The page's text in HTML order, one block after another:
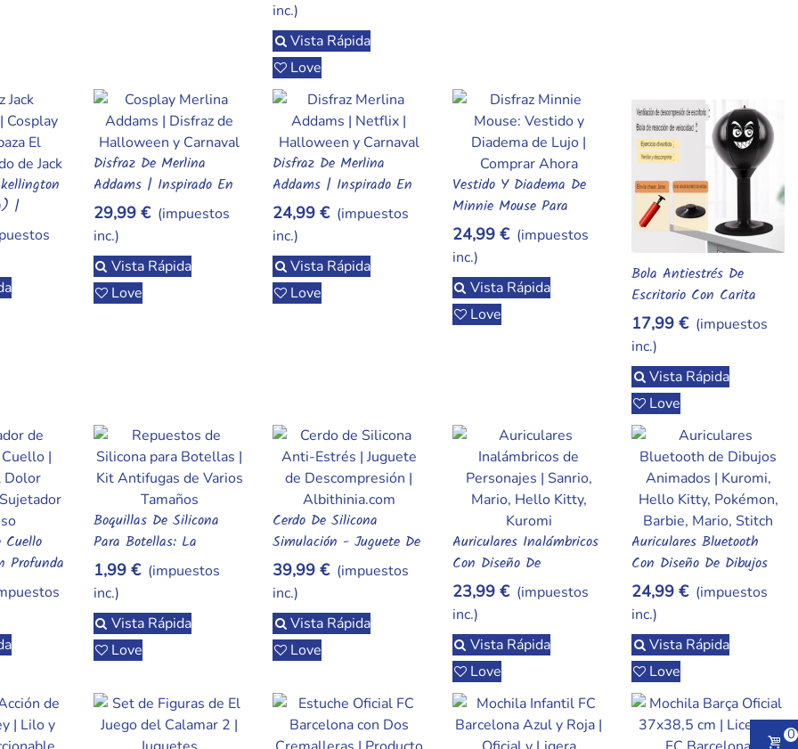
inc.)
Vista Rápida
Love
|
De El
Jack
Añadir Al Carrito
Disfraz De Merlina
Addams | Inspirado En
La Serie De Netflix |
Halloween Y Carnaval
29,99 € (impuestos
inc.)
Vista Rápida
Love
Añadir Al Carrito
Disfraz De Merlina
Addams | Inspirado En
La Serie De Netflix |
Halloween Y Carnaval
24,99 € (impuestos
inc.)
Vista Rápida
Love
Añadir Al Carrito
Vestido Y Diadema De
Minnie Mouse Para
Cosplay
24,99 € (impuestos
inc.)
Vista Rápida
Love
Añadir Al Carrito
Bola Antiestrés De
Escritorio Con Carita
Sonriente
17,99 € (impuestos
inc.)
Vista Rápida
Love
Cuello
Profunda
Añadir Al Carrito
Boquillas De Silicona
Para Botellas: La
Solución Al Típico
Problema De Pérdida
1,99 € (impuestos
inc.)
Vista Rápida
Love
Añadir Al Carrito
Cerdo De Silicona
Simulación - Juguete De
Descompresión Anti-
Estrés
39,99 € (impuestos
inc.)
Vista Rápida
Love
Añadir Al Carrito
Auriculares Inalámbricos
Con Diseño De
Personajes: Sanrio, Mario
Y Más
23,99 € (impuestos
inc.)
Vista Rápida
Love
Añadir Al Carrito
Auriculares Bluetooth
Con Diseño De Dibujos
Animados: Kuromi, Hello
Kitty, Stitch Y Más
24,99 € (impuestos
inc.)
Vista Rápida
Love
0